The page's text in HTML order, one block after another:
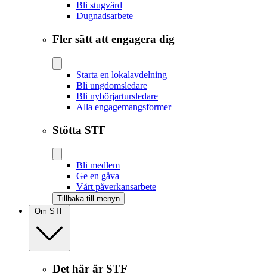
Bli stugvärd
Dugnadsarbete
Fler sätt att engagera dig
Starta en lokalavdelning
Bli ungdomsledare
Bli nybörjartursledare
Alla engagemangsformer
Stötta STF
Bli medlem
Ge en gåva
Vårt påverkansarbete
Tillbaka till menyn
Om STF
Det här är STF